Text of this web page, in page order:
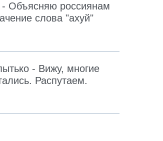
Объясняю россиянам
слова "ахуй"
- Вижу, многие
Распутаем.